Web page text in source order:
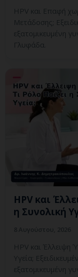
HPV και Επαφή
Μετάδοσης;
εξατομικευμένη
Γλυφάδα.
HPV και
η Συνολική
HPV και Έλλειψη
Υγεία;
εξατομικευμένη